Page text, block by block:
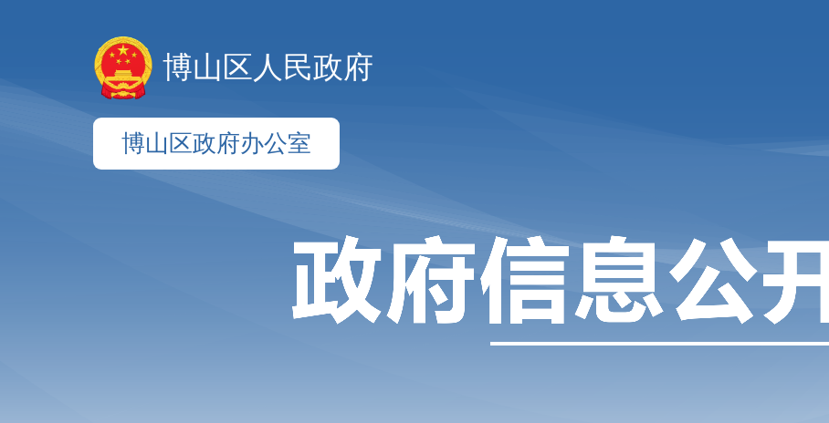
博山区人民政府
博山区政府办公室